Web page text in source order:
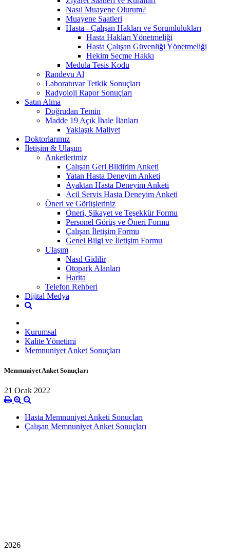
Nasıl Muayene Olurum?
Muayene Saatleri
Hasta - Çalışan Hakları ve Sorumlulukları
Hasta Hakları Yönetmeliği
Hasta Çalışan Güvenliği Yönetmeliği
Hekim Seçme Hakkı
Medula Tesis Kodu
Randevu Al
Laboratuvar Tetkik Sonuçları
Radyoloji Rapor Sonuçları
Satın Alma
Doğrudan Temin
Madde 19 Açık İhale İlanları
Yaklaşık Maliyet
Doktorlarımız
İletişim & Ulaşım
Anketlerimiz
Çalışan Geri Bildirim Anketi
Yatan Hasta Deneyim Anketi
Ayaktan Hasta Deneyim Anketi
Acil Servis Hasta Deneyim Anketi
Öneri ve Görüşleriniz
Öneri, Şikayet ve Teşekkür Formu
Personel Görüş ve Öneri Formu
Çalışan İletişim Formu
Genel Bilgi ve İletişim Formu
Ulaşım
Nasıl Gidilir
Otopark Alanları
Harita
Telefon Rehberi
Dijital Medya
Kurumsal
Kalite Yönetimi
Memnuniyet Anket Sonuçları
Memnuniyet Anket Sonuçları
21 Ocak 2022
Hasta Memnuniyet Anketi Sonuçları
Çalışan Memnuniyet Anket Sonuçları
2026